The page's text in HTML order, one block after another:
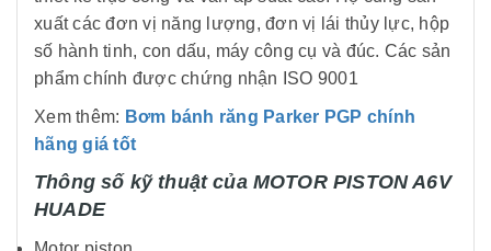
xuất các đơn vị năng lượng, đơn vị lái thủy lực, hộp
số hành tinh, con dấu, máy công cụ và đúc. Các sản
phẩm chính được chứng nhận ISO 9001
Xem thêm: Bơm bánh răng Parker PGP chính
hãng giá tốt
Thông số kỹ thuật của MOTOR PISTON A6V
HUADE